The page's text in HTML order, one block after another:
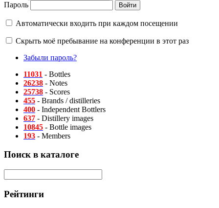
Пароль
Автоматически входить при каждом посещении
Скрыть моё пребывание на конференции в этот раз
Забыли пароль?
11031 - Bottles
26238 - Notes
25738 - Scores
455 - Brands / distilleries
400 - Independent Bottlers
637 - Distillery images
10845 - Bottle images
193 - Members
Поиск в каталоге
Рейтинги